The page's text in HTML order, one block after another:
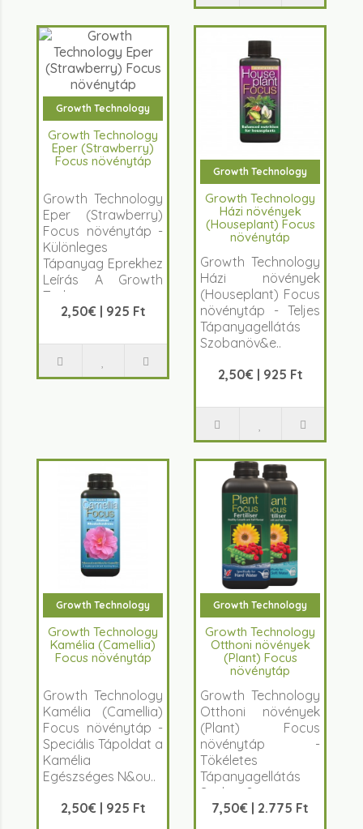
Growth Technology
Growth Technology
Eper (Strawberry)
Focus növénytáp
Growth Technology
Eper (Strawberry)
Focus növénytáp -
Különleges
Tápanyag Eprekhez
Leírás A Growth
Techn..
2,50€ | 925 Ft
Growth Technology
Growth Technology
Házi növények
(Houseplant) Focus
növénytáp
Growth Technology
Házi növények
(Houseplant) Focus
növénytáp - Teljes
Tápanyagellátás
Szobanöv&e..
2,50€ | 925 Ft
Growth Technology
Growth Technology
Kamélia (Camellia)
Focus növénytáp
Growth Technology
Kamélia (Camellia)
Focus növénytáp -
Speciális Tápoldat a
Kamélia
Egészséges N&ou..
2,50€ | 925 Ft
Growth Technology
Growth Technology
Otthoni növények
(Plant) Focus
növénytáp
Growth Technology
Otthoni növények
(Plant) Focus
növénytáp -
Tökéletes
Tápanyagellátás
Szoban&ou..
7,50€ | 2.775 Ft